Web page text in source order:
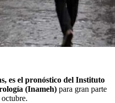
es el pronóstico del Instituto
(Inameh) para gran parte